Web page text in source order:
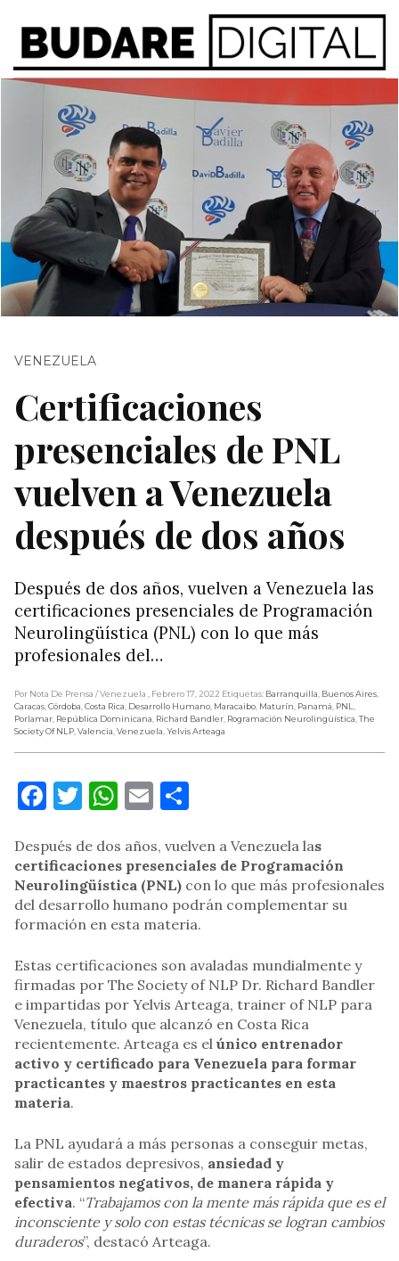
VENEZUELA
Certificaciones
presenciales de PNL
vuelven a Venezuela
después de dos años
Después de dos años, vuelven a Venezuela las
certificaciones presenciales de Programación
Neurolingüística (PNL) con lo que más
profesionales del…
Por Nota De Prensa / Venezuela , Febrero 17, 2022 Etiquetas: Barranquilla, Buenos Aires,
Caracas,Córdoba,Costa Rica, Desarrollo Humano, Maracaibo, Maturín, Panamá, PNL,
Porlamar, República Dominicana, Richard Bandler, Rogramación Neurolingüística,The
Society Of NLP,Valencia,Venezuela,Yelvis Arteaga
Facebook
Twitter
WhatsApp
Email
Después de dos años, vuelven a Venezuela las
certificaciones presenciales de Programación
Neurolingüística (PNL) con lo que más profesionales
del desarrollo humano podrán complementar su
formación en esta materia.
Estas certificaciones son avaladas mundialmente y
firmadas por The Society of NLP Dr. Richard Bandler
e impartidas por Yelvis Arteaga, trainer of NLP para
Venezuela, título que alcanzó en Costa Rica
recientemente. Arteaga es el único entrenador
activo y certificado para Venezuela para formar
practicantes y maestros practicantes en esta
materia.
La PNL ayudará a más personas a conseguir metas,
salir de estados depresivos, ansiedad y
pensamientos negativos, de manera rápida y
efectiva. “Trabajamos con la mente más rápida que es el
inconsciente y solo con estas técnicas se logran cambios
duraderos”, destacó Arteaga.